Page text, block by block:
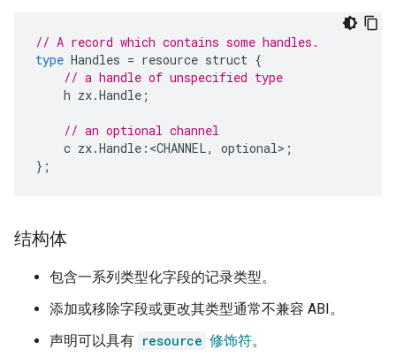
// A record which contains some handles.
type Handles = resource struct {
// a handle of unspecified type
h zx.Handle ;
// an optional channel
c zx.Handle : <CHANNEL, optional> ;
};
结构体
包含一系列类型化字段的记录类型。
添加或移除字段或更改其类型通常不兼容 ABI。
声明可以具有 resource 修饰符。